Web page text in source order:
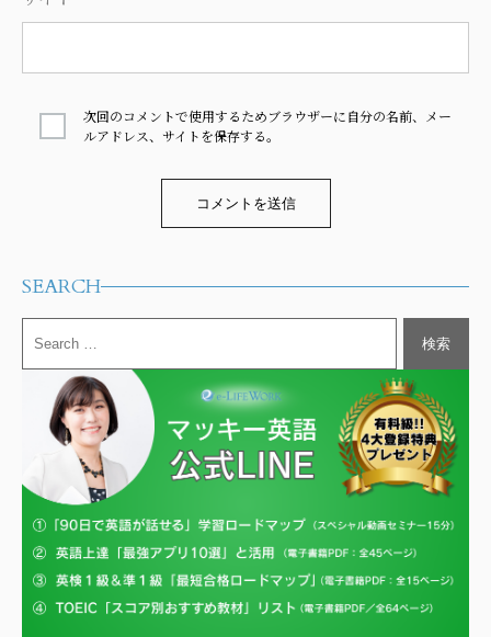
次回のコメントで使用するためブラウザーに自分の名前、メー
ルアドレス、サイトを保存する。
SEARCH